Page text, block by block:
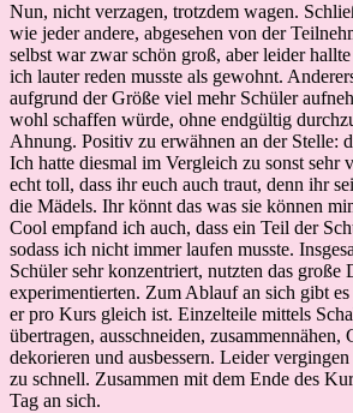
Nun, nicht verzagen, trotzdem wagen.
wie jeder andere, abgesehen von der
selbst war zwar schön groß, aber leider
ich lauter reden musste als gewohnt.
aufgrund der Größe viel mehr Schüler
wohl schaffen würde, ohne endgültig
Ahnung. Positiv zu erwähnen an der Stelle:
Ich hatte diesmal im Vergleich zu sonst sehr
echt toll, dass ihr euch auch traut, denn ihr
die Mädels. Ihr könnt das was sie können
Cool empfand ich auch, dass ein Teil der
sodass ich nicht immer laufen musste.
Schüler sehr konzentriert, nutzten das große
experimentierten. Zum Ablauf an sich gibt
er pro Kurs gleich ist. Einzelteile mittels
übertragen, ausschneiden, zusammennähen,
dekorieren und ausbessern. Leider
zu schnell. Zusammen mit dem Ende des
Tag an sich.